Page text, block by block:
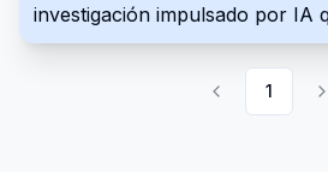
investigación impulsado por IA
documentos científicos
explicaciones claras y una
inteligente. Proporciona
1